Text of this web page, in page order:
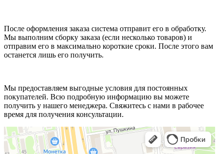
После оформления заказа система отправит его в обработку.
Мы выполним сборку заказа (если несколько товаров) и
отправим его в максимально короткие сроки. После этого вам
останется лишь его получить.
Мы предоставляем выгодные условия для постоянных
покупателей. Всю подробную информацию вы можете
получить у нашего менеджера. Свяжитесь с нами в рабочее
время для получения консультации.